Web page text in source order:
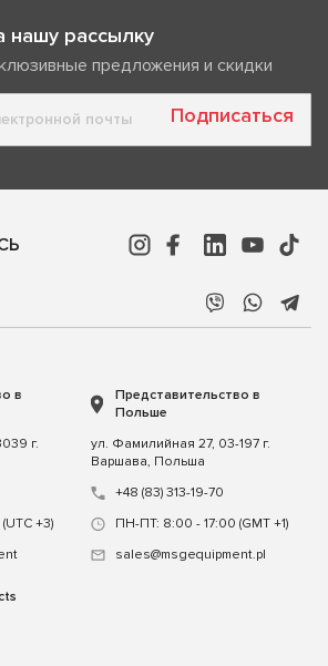
нашу рассылку
предложения и скидки
Подписаться
в
г.
+3)
Представительство в
Польше
ул. Фамилийная 27, 03-197 г.
Варшава, Польша
+48 (83) 313-19-70
ПН-ПТ: 8:00 - 17:00 (GMT +1)
sales@msgequipment.pl